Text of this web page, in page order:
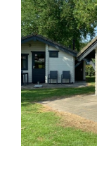
afbeelding